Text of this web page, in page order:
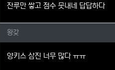
잔루만 쌓고 점수 못내네 답답하다
왕갖님의 댓글
왕갖
양키스 삼진 너무 많다 ㅠㅠ